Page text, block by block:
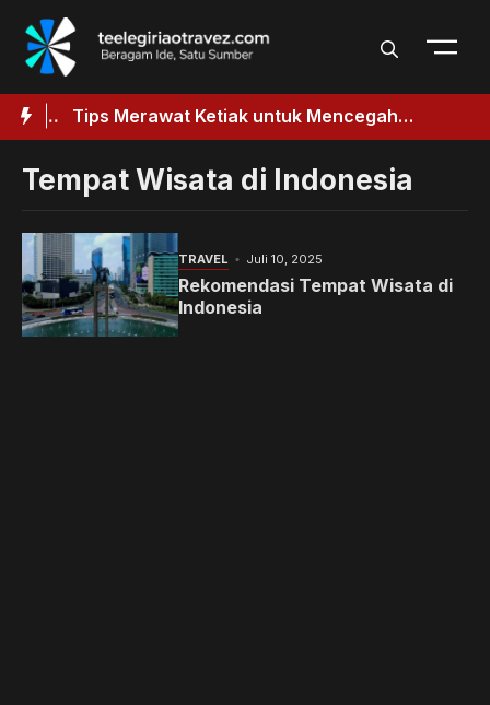
Langsung
Tips Merawat Ketiak untuk Mencegah
Penggelapan
Tempat Wisata di Indonesia
TRAVEL Juli 10, 2025
Rekomendasi Tempat Wisata di
Indonesia